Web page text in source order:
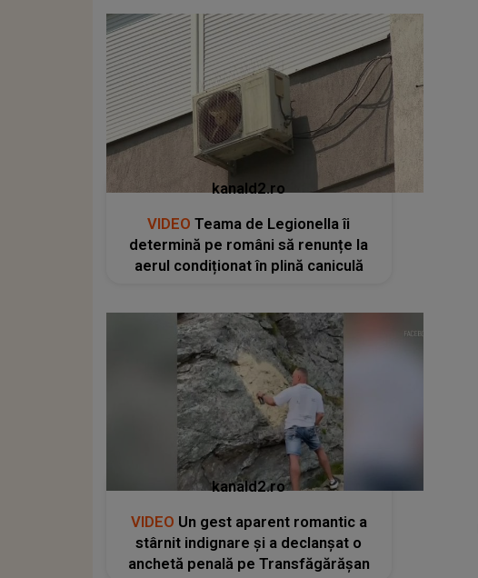
kanald2.ro
VIDEO Teama de Legionella îi
determină pe români să renunțe la
aerul condiționat în plină caniculă
kanald2.ro
VIDEO Un gest aparent romantic a
stârnit indignare și a declanșat o
anchetă penală pe Transfăgărășan